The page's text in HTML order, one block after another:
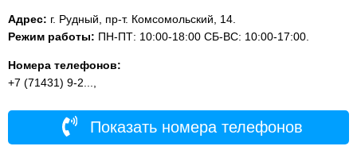
Адрес: г. Рудный, пр-т. Комсомольский, 14.
Режим работы: ПН-ПТ: 10:00-18:00 СБ-ВС: 10:00-17:00.
Номера телефонов:
+7 (71431) 9-2...,
Показать номера телефонов